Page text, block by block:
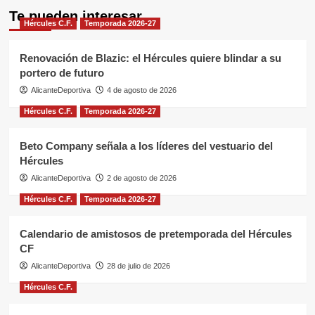
Te pueden interesar
Hércules C.F. Temporada 2026-27
Renovación de Blazic: el Hércules quiere blindar a su
portero de futuro
AlicanteDeportiva 4 de agosto de 2026
Hércules C.F. Temporada 2026-27
Beto Company señala a los líderes del vestuario del
Hércules
AlicanteDeportiva 2 de agosto de 2026
Hércules C.F. Temporada 2026-27
Calendario de amistosos de pretemporada del Hércules
CF
AlicanteDeportiva 28 de julio de 2026
Hércules C.F.